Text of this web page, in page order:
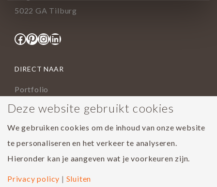
5022 GA Tilburg
Facebook
Pinterest
Instagram
LinkedIn
DIRECT NAAR
Portfolio
Assortiment
Houtsoorten
Populairste project 2023
Deze website gebruikt cookies
We gebruiken cookies om de inhoud van onze website
te personaliseren en het verkeer te analyseren.
Hieronder kan je aangeven wat je voorkeuren zijn.
Privacy policy | Sluiten